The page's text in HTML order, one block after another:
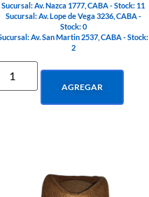
Sucursal: Av. Nazca 1777, CABA - Stock: 11
Sucursal: Av. Lope de Vega 3236, CABA -
Stock: 0
Av. San Martin 2537, CABA - Stock:
2
AGREGAR